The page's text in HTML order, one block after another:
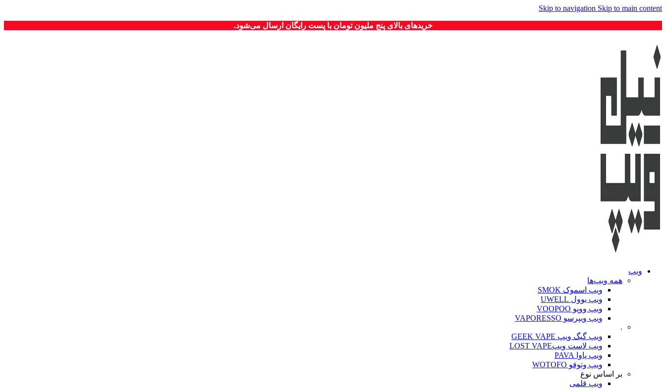
Skip to navigation Skip to main content
خریدهای بالای پنج ملیون تومان با پست رایگان ارسال می‌شود.
ویپ‌
همه ویپ‌ها
ویپ اسموک SMOK
ویپ یوول UWELL
ویپ ووپو VOOPOO
ویپ ویپرسو VAPORESSO
.
ویپ گیگ ویپ GEEK VAPE
ویپ لاست ویپLOST VAPE
ویپ پاوا PAVA
ویپ وتوفو WOTOFO
بر اساس نوع
ویپ قلمی